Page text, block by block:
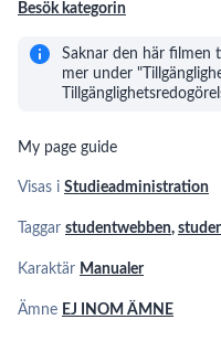
Besök kategorin
Saknar den här filmen
mer under
My page guide
Visas i Studieadministration
Taggar studentwebben,
Karaktär Manualer
Ämne EJ INOM ÄMNE